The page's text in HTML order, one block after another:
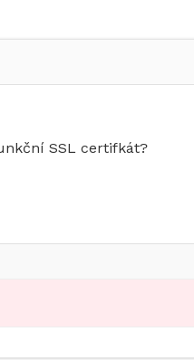
SSL certifkát?